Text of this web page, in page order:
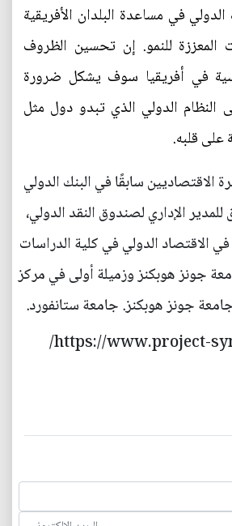
الدولي في مساعدة البلدان الأفريقية
المعززة للنمو. إن تحسين الظروف
في أفريقيا سوف يشكل ضرورة
النظام الدولي الذي تبدو دول مثل
على قلبه.
الاقتصاديين سابقًا في البنك الدولي
للمدير الإداري لصندوق النقد الدولي،
الاقتصاد الدولي في كلية الدراسات
جونز هوبكنز وزميلة أولى في مركز
جامعة جونز هوبكنز. جامعة ستانفورد.
https://www.project-